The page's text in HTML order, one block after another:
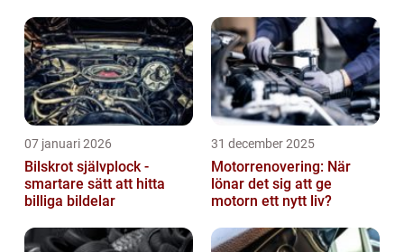
07 januari 2026
Bilskrot självplock -
smartare sätt att hitta
billiga bildelar
31 december 2025
Motorrenovering: När
lönar det sig att ge
motorn ett nytt liv?